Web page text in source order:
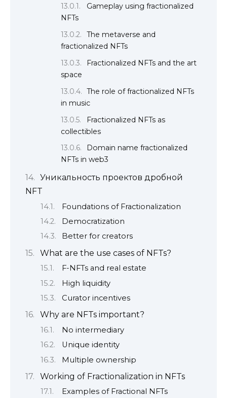
Gameplay using fractionalized
NFTs
The metaverse and
fractionalized NFTs
Fractionalized NFTs and the art
space
The role of fractionalized NFTs
in music
Fractionalized NFTs as
collectibles
Domain name fractionalized
NFTs in web3
Уникальность проектов дробной
NFT
Foundations of Fractionalization
Democratization
Better for creators
What are the use cases of NFTs?
F-NFTs and real estate
High liquidity
Curator incentives
Why are NFTs important?
No intermediary
Unique identity
Multiple ownership
Working of Fractionalization in NFTs
Examples of Fractional NFTs